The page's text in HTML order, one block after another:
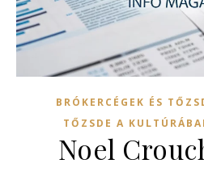
BRÓKERCÉGEK ÉS
TŐZSDE A
Noel